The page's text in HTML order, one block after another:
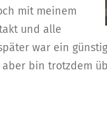
mit meinem
und alle
war ein
bin trotzdem